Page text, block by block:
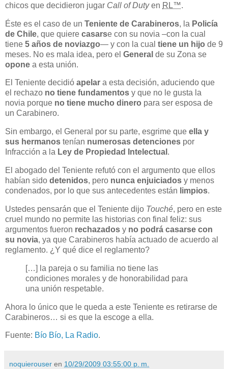
chicos que decidieron jugar Call of Dutyen RL™.
Éste es el caso de un Teniente de Carabineros, la Policía
de Chile, que quiere casarse con su novia –con la cual
tiene 5 años de noviazgo— y con la cual tiene un hijo de 9
meses. No es mala idea, pero el General de su Zona se
opone a esta unión.
El Teniente decidió apelar a esta decisión, aduciendo que
el rechazo no tiene fundamentos y que no le gusta la
novia porque no tiene mucho dinero para ser esposa de
un Carabinero.
Sin embargo, el General por su parte, esgrime que ella y
sus hermanos tenían numerosas detenciones por
Infracción a la Ley de Propiedad Intelectual .
El abogado del Teniente refutó con el argumento que ellos
habían sido detenidos, pero nunca enjuiciados y menos
condenados, por lo que sus antecedentes están limpios.
Ustedes pensarán que el Teniente dijo Touché, pero en este
cruel mundo no permite las historias con final feliz: sus
argumentos fueron rechazados y no podrá casarse con
su novia, ya que Carabineros había actuado de acuerdo al
reglamento. ¿Y qué dice el reglamento?
[…] la pareja o su familia no tiene las
condiciones morales y de honorabilidad para
una unión respetable.
Ahora lo único que le queda a este Teniente es retirarse de
Carabineros… si es que la escoge a ella.
Fuente: Bío Bío, La Radio.
noquierouser en 10/29/2009 03:55:00 p. m.